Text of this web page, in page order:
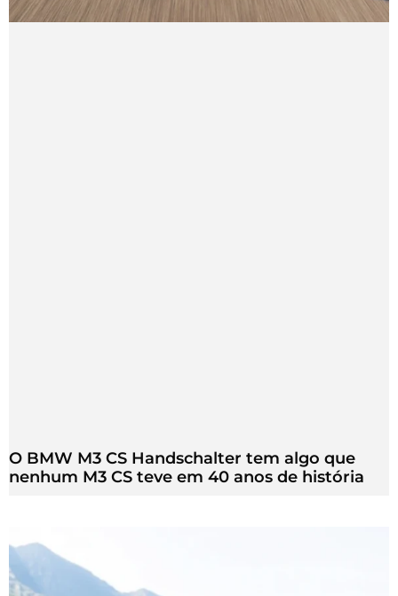
O BMW M3 CS Handschalter tem algo que
nenhum M3 CS teve em 40 anos de história